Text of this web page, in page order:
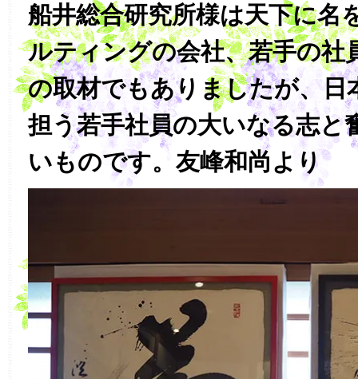
船井総合研究所様は天下に名
ルティングの会社、若手の社
の取材でもありましたが、日
担う若手社員の大いなる志と
いものです。友峰和尚より